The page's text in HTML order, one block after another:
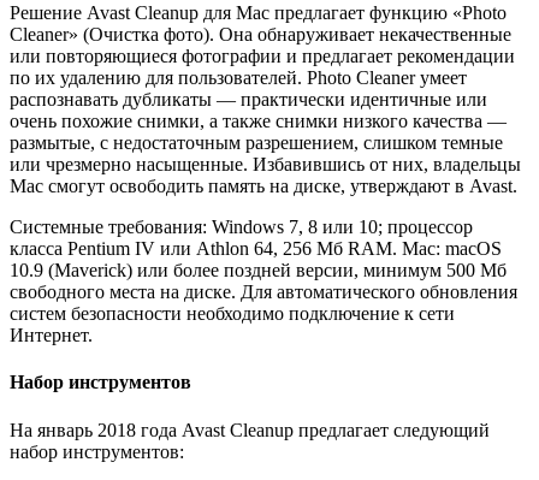
Решение Avast Cleanup для Mac предлагает функцию «Photo
Cleaner» (Очистка фото). Она обнаруживает некачественные
или повторяющиеся фотографии и предлагает рекомендации
по их удалению для пользователей. Photo Cleaner умеет
распознавать дубликаты — практически идентичные или
очень похожие снимки, а также снимки низкого качества —
размытые, с недостаточным разрешением, слишком темные
или чрезмерно насыщенные. Избавившись от них, владельцы
Mac смогут освободить память на диске, утверждают в Avast.
Cистемные требования: Windows 7, 8 или 10; процессор
класса Pentium IV или Athlon 64, 256 Мб RAM. Mac: macOS
10.9 (Maverick) или более поздней версии, минимум 500 Мб
свободного места на диске. Для автоматического обновления
систем безопасности необходимо подключение к сети
Интернет.
Набор инструментов
На январь 2018 года Avast Cleanup предлагает следующий
набор инструментов: